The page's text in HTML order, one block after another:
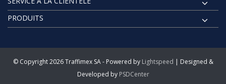
PRODUITS
© Copyright 2026 Traffimex SA - Powered by Lightspeed | Designed &
Developed by PSDCenter